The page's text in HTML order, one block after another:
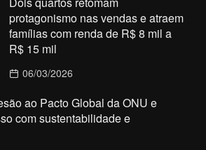
protagonismo nas vendas e atraem
famílias com renda de R$ 8 mil a
R$ 15 mil
06/03/2026
ao Pacto Global da ONU e
com sustentabilidade e